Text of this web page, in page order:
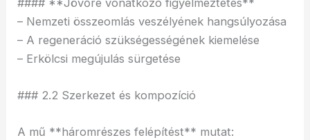
– Nemzeti összeomlás veszélyének hangsúlyozása
– A regeneráció szükségességének kiemelése
– Erkölcsi megújulás sürgetése
### 2.2 Szerkezet és kompozíció
A mű **háromrészes felépítést** mutat: